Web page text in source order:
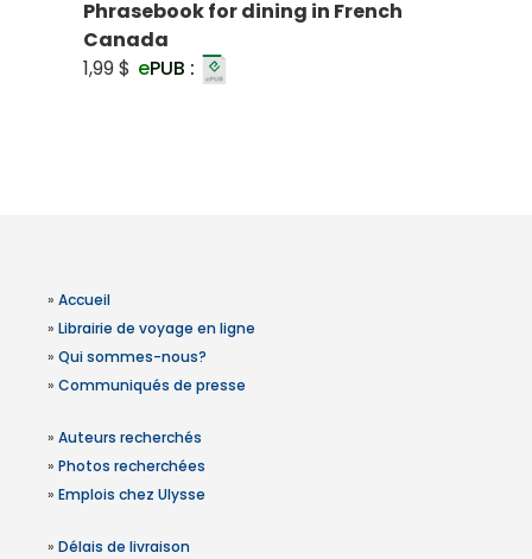
Phrasebook for dining in French
Canada
1,99 $ ePUB :
» Accueil
» Librairie de voyage en ligne
» Qui sommes-nous?
» Communiqués de presse
» Auteurs recherchés
» Photos recherchées
» Emplois chez Ulysse
» Délais de livraison